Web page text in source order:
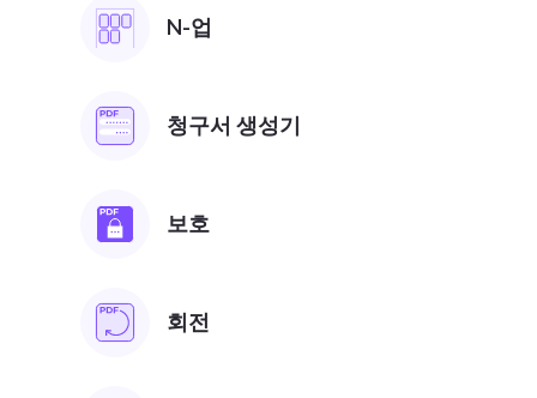
N-업
청구서 생성기
보호
회전